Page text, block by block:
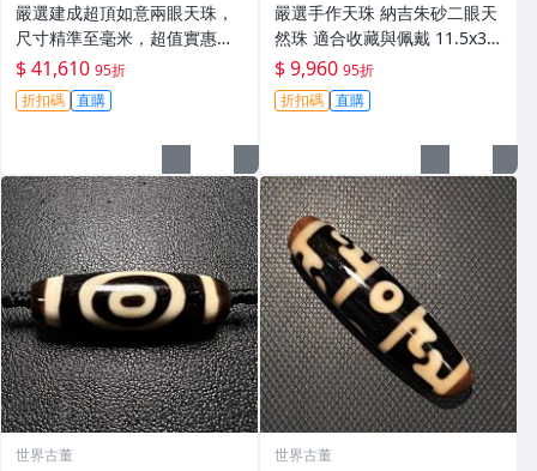
嚴選建成超頂如意兩眼天珠，
尺寸精準至毫米，超值實惠價
格等您搶！天珠收藏、祈福儀
式、淨化專用 建成天珠 祈福
天然天珠
$ 41,610 95折
折扣碼 直購
嚴選手作天珠 納吉朱砂二眼天
然珠 適合收藏與佩戴 11.5x38
mm 天然珠 衝勁 祥瑞
$ 9,960 95折
折扣碼 直購
世界古董 世界古董